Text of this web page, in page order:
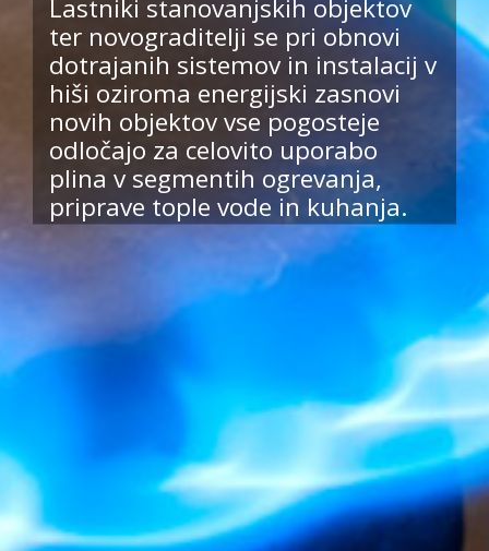
Lastniki stanovanjskih objektov
ter novograditelji se pri obnovi
dotrajanih sistemov in instalacij v
hiši oziroma energijski zasnovi
novih objektov vse pogosteje
odločajo za celovito uporabo
plina v segmentih ogrevanja,
priprave tople vode in kuhanja.